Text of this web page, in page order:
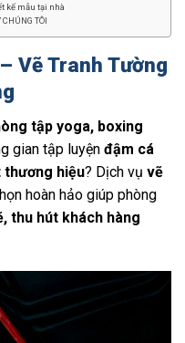
kế mẫu tại nhà
CHÚNG TÔI
Vẽ Tranh Tường
tập yoga, boxing
gian tập luyện đậm cá
hiệu? Dịch vụ vẽ
hoàn hảo giúp phòng
thu hút khách hàng